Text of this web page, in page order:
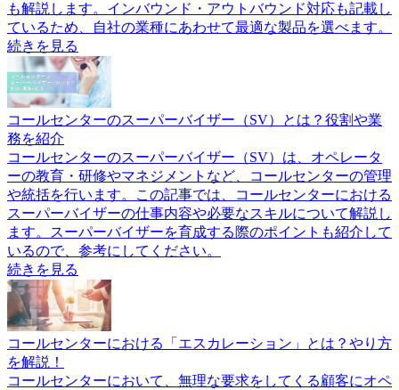
も解説します。インバウンド・アウトバウンド対応も記載し
ているため、自社の業種にあわせて最適な製品を選べます。
続きを見る
コールセンターのスーパーバイザー（SV）とは？役割や業
務を紹介
コールセンターのスーパーバイザー（SV）は、オペレータ
ーの教育・研修やマネジメントなど、コールセンターの管理
や統括を行います。この記事では、コールセンターにおける
スーパーバイザーの仕事内容や必要なスキルについて解説し
ます。スーパーバイザーを育成する際のポイントも紹介して
いるので、参考にしてください。
続きを見る
コールセンターにおける「エスカレーション」とは？やり方
を解説！
コールセンターにおいて、無理な要求をしてくる顧客にオペ